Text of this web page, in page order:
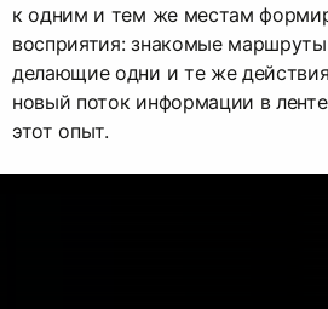
к одним и тем же местам
восприятия: знакомые
делающие одни и те же
новый поток информации в
этот опыт.